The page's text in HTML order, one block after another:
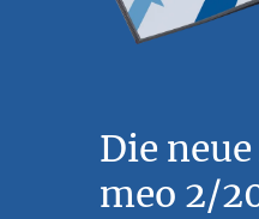
Die
meo 2/